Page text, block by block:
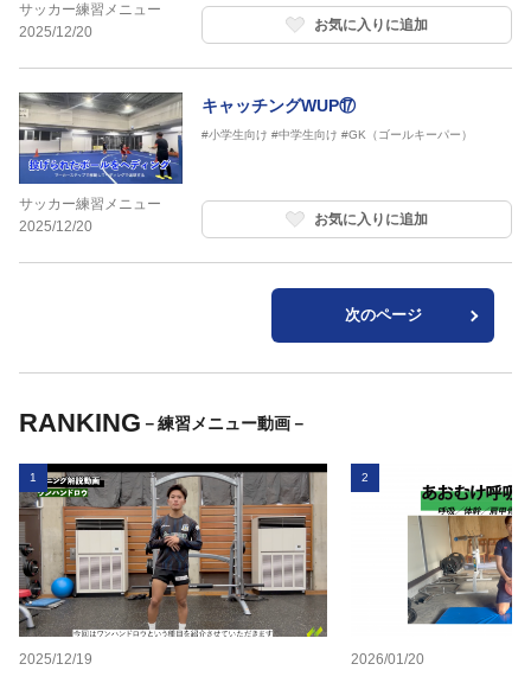
サッカー練習メニュー
2025/12/20
お気に入りに追加
サッカー練習メニュー
2025/12/20
キャッチングWUP⑰
#小学生向け #中学生向け #GK（ゴールキーパー）
お気に入りに追加
次のページ
RANKING －練習メニュー動画－
1
2025/12/19
2
2026/01/20